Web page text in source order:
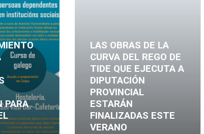
PARA
LAS OBRAS DE LA
CURVA DEL REGO DE
TIDE QUE EJECUTA A
DIPUTACIÓN
PROVINCIAL
ESTARÁN
FINALIZADAS ESTE
VERANO